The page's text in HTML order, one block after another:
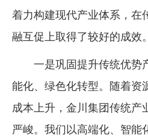
着力构建现代产业体系，在
融互促上取得了较好的成效。
一是巩固提升传统优势
能化、绿色化转型。随着资
成本上升，金川集团传统产
严峻。我们以高端化、智能